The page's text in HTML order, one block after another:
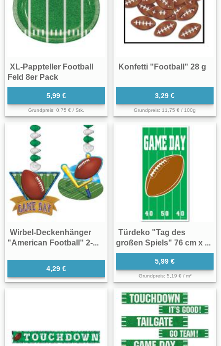
XL-Pappteller Football
Feld 8er Pack
5,99 €
Grundpreis: 0,75 € / Stk.
Konfetti "Football" 28 g
3,29 €
Grundpreis: 11,75 € / 100g
Wirbel-Deckenhänger
"American Football" 2-...
4,29 €
Türdeko "Tag des
großen Spiels" 76 cm x ...
5,99 €
Grundpreis: 5,19 € / m²